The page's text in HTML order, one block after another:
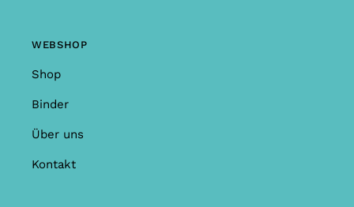
WEBSHOP
Shop
Binder
Über uns
Kontakt